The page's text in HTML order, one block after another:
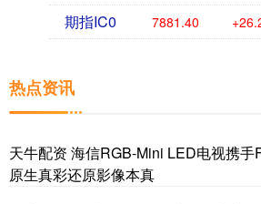
期指IC0 7881.40
热点资讯
天牛配资 海信RGB-Mini LED电视携手
原生真彩还原影像本真